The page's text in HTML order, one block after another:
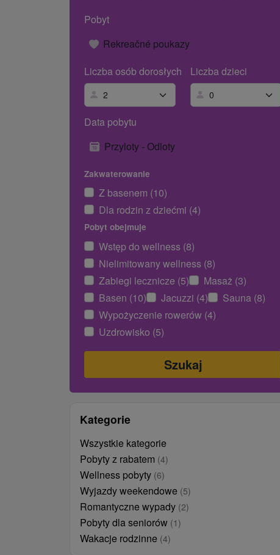
Pobyt
Rekreačné poukazy
Liczba osób dorosłych
Liczba dzieci
Data pobytu
Przyloty - Odloty
Zakwaterowanie
Z basenem (10)
Dla rodzin z dziećmi (4)
Pobyt obejmuje
Wstęp do wellness (8)
Nielimitowany wellness (8)
Zabiegi lecznicze (5)
Masaż (3)
Basen (10)
Jacuzzi (4)
Sauna (8)
Wypożyczenie rowerów (4)
Uzdrowisko (5)
Kategorie
Wszystkie kategorie
Pobyty z rabatem (4)
Wellness pobyty (6)
Wyjazdy weekendowe (5)
Romantyczne wypady (2)
Pobyty dla seniorów (1)
Wakacje rodzinne (4)